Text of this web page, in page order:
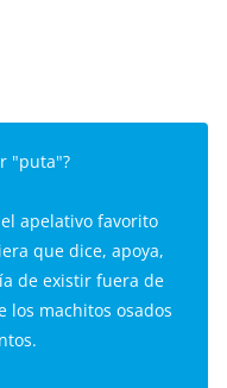
"puta"?
apelativo favorito
que dice, apoya,
de existir fuera de
los machitos osados